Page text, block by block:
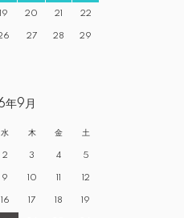
19 20 21 22
27 28 29
9月
水 木 金 土
2 3 4 5
9 10 11 12
16 17 18 19